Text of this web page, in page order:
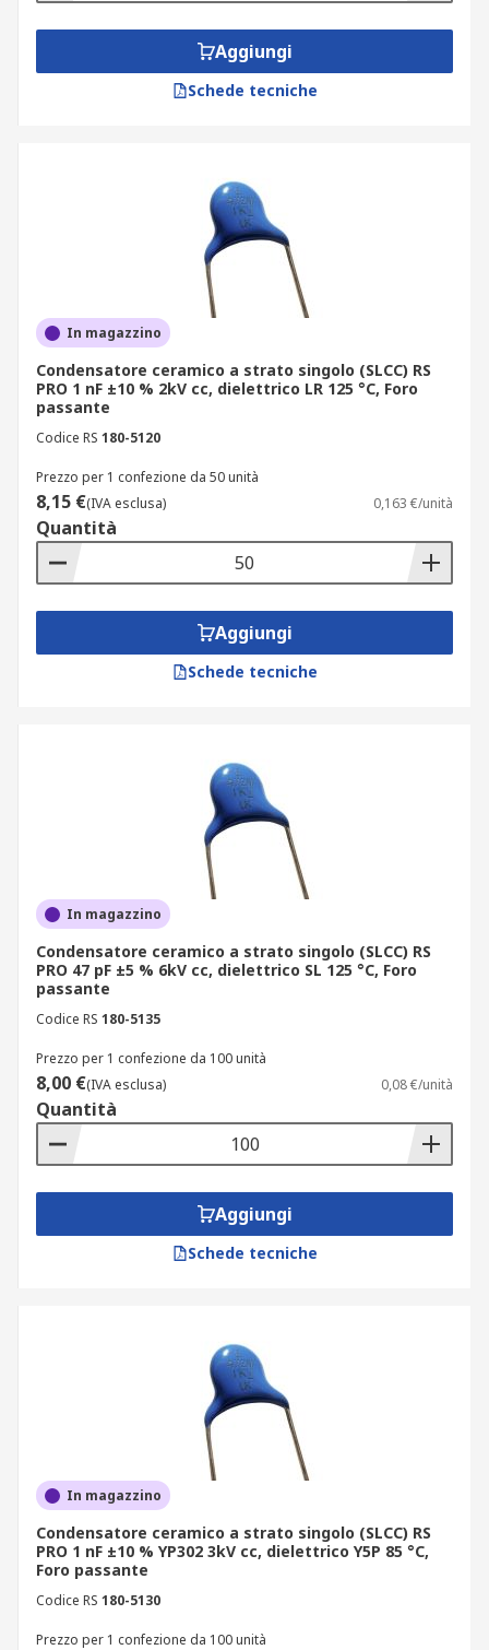
Aggiungi
Schede tecniche
In magazzino
Condensatore ceramico a strato singolo (SLCC) RS
PRO 1 nF ±10 % 2kV cc, dielettrico LR 125 °C, Foro
passante
Codice RS 180-5120
Prezzo per 1 confezione da 50 unità
8,15 €(IVA esclusa) 0,163 €/unità
Quantità
Aggiungi
Schede tecniche
In magazzino
Condensatore ceramico a strato singolo (SLCC) RS
PRO 47 pF ±5 % 6kV cc, dielettrico SL 125 °C, Foro
passante
Codice RS 180-5135
Prezzo per 1 confezione da 100 unità
8,00 €(IVA esclusa) 0,08 €/unità
Quantità
Aggiungi
Schede tecniche
In magazzino
Condensatore ceramico a strato singolo (SLCC) RS
PRO 1 nF ±10 % YP302 3kV cc, dielettrico Y5P 85 °C,
Foro passante
Codice RS 180-5130
Prezzo per 1 confezione da 100 unità